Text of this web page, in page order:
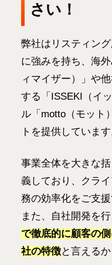
さい！
弊社はリスティン
に強みを持ち、海
ィマイザー）」や
する「ISSEKI（イ
ル「motto（モット
トを提供しています
事業全体を大きな
義しており、クラ
務の効率化をご支
また、自社開発を行
で徹底的に顧客の
社の特徴と言えるか